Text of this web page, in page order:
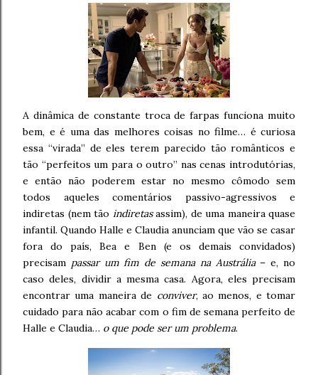
A dinâmica de constante troca de farpas funciona muito
bem, e é uma das melhores coisas no filme… é curiosa
essa “virada” de eles terem parecido tão românticos e
tão “perfeitos um para o outro” nas cenas introdutórias,
e então não poderem estar no mesmo cômodo sem
todos aqueles comentários passivo-agressivos e
indiretas (nem tão indiretasassim), de uma maneira quase
infantil. Quando Halle e Claudia anunciam que vão se casar
fora do país, Bea e Ben (e os demais convidados)
precisam passar um fim de semana na Austrália– e, no
caso deles, dividir a mesma casa. Agora, eles precisam
encontrar uma maneira de conviver, ao menos, e tomar
cuidado para não acabar com o fim de semana perfeito de
Halle e Claudia… o que pode ser um problema.